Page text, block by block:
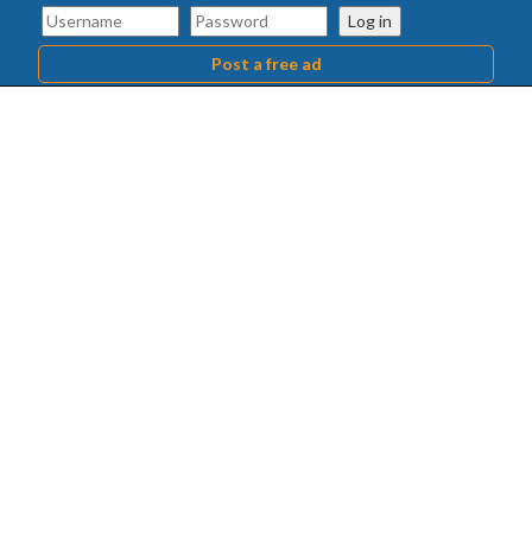
Log in
Post a free ad